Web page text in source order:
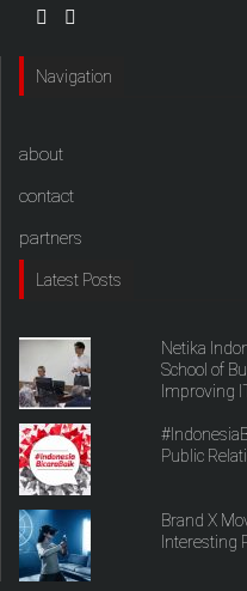
Navigation
about
contact
partners
Latest Posts
Netika
School of
Improving
Public
Brand X
Interesting